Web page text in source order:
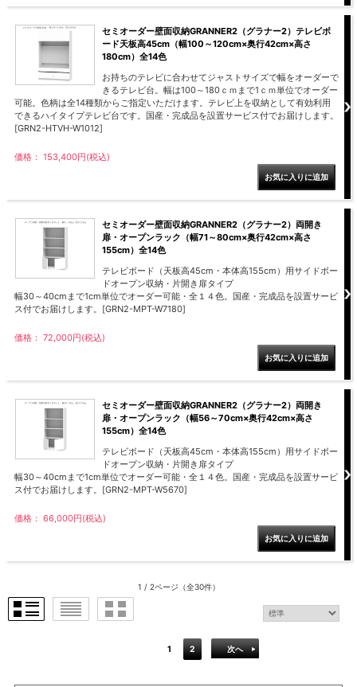
セミオーダー壁面収納GRANNER2（グラナー2）テレビボ
ード天板高45cm（幅100～120cm×奥行42cm×高さ
180cm）全14色
お持ちのテレビに合わせてジャストサイズで幅をオーダーで
きるテレビ台。幅は100～180ｃｍまで1ｃｍ単位でオーダー
可能。色柄は全14種類からご指定いただけます。テレビ上を収納として有効利用
できるハイタイプテレビ台です。国産・完成品を設置サービス付でお届けします。
[GRN2-HTVH-W1012]
価格： 153,400円(税込)
セミオーダー壁面収納GRANNER2（グラナー2）両開き
扉・オープンラック（幅71～80cm×奥行42cm×高さ
155cm）全14色
テレビボード（天板高45cm・本体高155cm）用サイドボー
ドオープン収納・片開き扉タイプ
幅30～40cmまで1cm単位でオーダー可能・全１４色。国産・完成品を設置サービ
ス付でお届けします。[GRN2-MPT-W7180]
価格： 72,000円(税込)
セミオーダー壁面収納GRANNER2（グラナー2）両開き
扉・オープンラック（幅56～70cm×奥行42cm×高さ
155cm）全14色
テレビボード（天板高45cm・本体高155cm）用サイドボー
ドオープン収納・片開き扉タイプ
幅30～40cmまで1cm単位でオーダー可能・全１４色。国産・完成品を設置サービ
ス付でお届けします。[GRN2-MPT-W5670]
価格： 66,000円(税込)
1 / 2ページ （全30件）
1 2 次へ